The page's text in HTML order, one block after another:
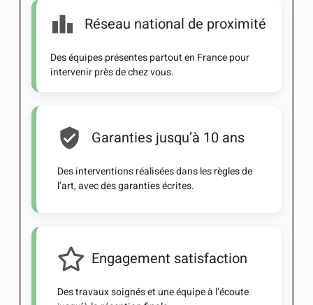
Réseau national de proximité
Des équipes présentes partout en France pour
intervenir près de chez vous.
Garanties jusqu’à 10 ans
Des interventions réalisées dans les règles de
l’art, avec des garanties écrites.
Engagement satisfaction
Des travaux soignés et une équipe à l’écoute